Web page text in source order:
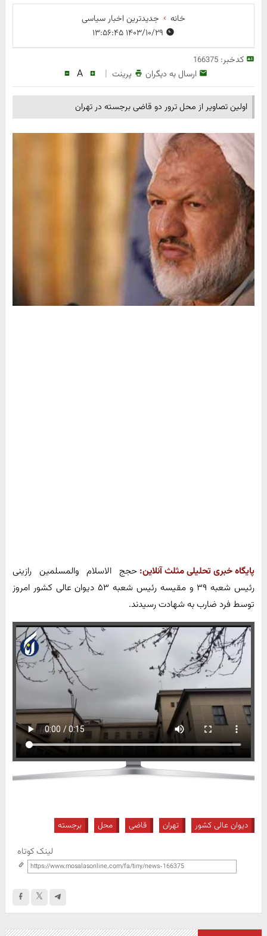
خانه
جدیدترین اخبار سیاسی
کدخبر:166375
ارسال به دیگران پرینت |
A
اولین تصاویر از محل ترور دو قاضی برجسته در تهران
پایگاه خبری تحلیلی مثلث آنلاین: حجج الاسلام والمسلمین رازینی
رئیس شعبه ۳۹ و مقیسه رئیس شعبه ۵۳ دیوان عالی کشور امروز
توسط فرد ضارب به شهادت رسیدند.
دیوان عالی کشور تهران قاضی محل برجسته
لینک کوتاه